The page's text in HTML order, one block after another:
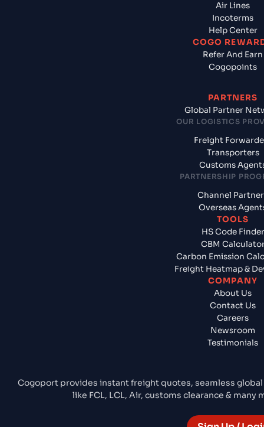
Cogoport provides instant freight quotes, seamless
like FCL, LCL, Air, customs clearance &
Air Lines
Incoterms
Help Center
COGO
Refer And Earn
Cogopoints
PARTNERS
Global Partner
OUR LOGISTICS
Freight
Transporters
Customs
PARTNERSHIP
Channel
Overseas
TOOLS
HS Code Finder
CBM
Carbon Emission
Freight Heatmap &
COMPANY
About Us
Contact Us
Careers
Newsroom
Testimonials